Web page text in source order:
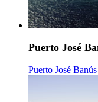
Puerto José
Puerto José Banús